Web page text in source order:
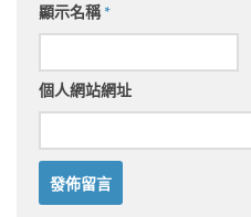
顯示名稱*
個人網站網址